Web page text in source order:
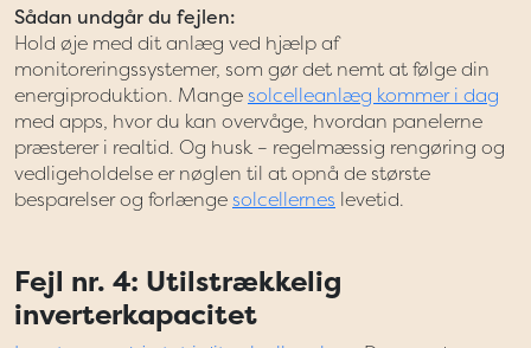
Sådan undgår du fejlen:
Hold øje med dit anlæg ved hjælp af
monitoreringssystemer, som gør det nemt at følge din
energiproduktion. Mange solcelleanlæg kommer i dag
med apps, hvor du kan overvåge, hvordan panelerne
præsterer i realtid. Og husk – regelmæssig rengøring og
vedligeholdelse er nøglen til at opnå de største
besparelser og forlænge solcellernes levetid.
Fejl nr. 4: Utilstrækkelig
inverterkapacitet